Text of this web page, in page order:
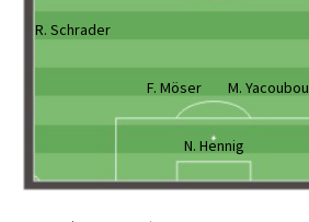
R. Schrader
F. Möser M. Yacoubou
N. Hennig